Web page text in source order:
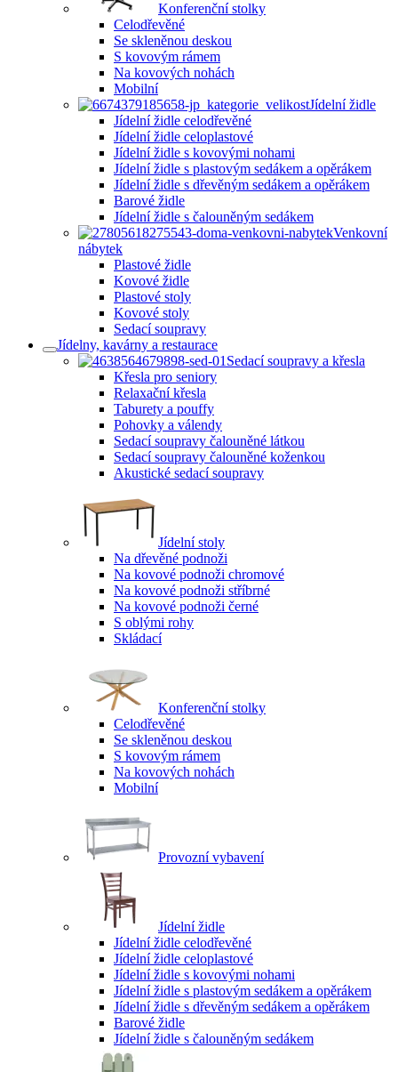
Konferenční stolky
Celodřevěné
Se skleněnou deskou
S kovovým rámem
Na kovových nohách
Mobilní
Jídelní židle
Jídelní židle celodřevěné
Jídelní židle celoplastové
Jídelní židle s kovovými nohami
Jídelní židle s plastovým sedákem a opěrákem
Jídelní židle s dřevěným sedákem a opěrákem
Barové židle
Jídelní židle s čalouněným sedákem
Venkovní
nábytek
Plastové židle
Kovové židle
Plastové stoly
Kovové stoly
Sedací soupravy
Jídelny, kavárny a restaurace
Sedací soupravy a křesla
Křesla pro seniory
Relaxační křesla
Taburety a pouffy
Pohovky a válendy
Sedací soupravy čalouněné látkou
Sedací soupravy čalouněné koženkou
Akustické sedací soupravy
Jídelní stoly
Na dřevěné podnoži
Na kovové podnoži chromové
Na kovové podnoži stříbrné
Na kovové podnoži černé
S oblými rohy
Skládací
Konferenční stolky
Celodřevěné
Se skleněnou deskou
S kovovým rámem
Na kovových nohách
Mobilní
Provozní vybavení
Jídelní židle
Jídelní židle celodřevěné
Jídelní židle celoplastové
Jídelní židle s kovovými nohami
Jídelní židle s plastovým sedákem a opěrákem
Jídelní židle s dřevěným sedákem a opěrákem
Barové židle
Jídelní židle s čalouněným sedákem